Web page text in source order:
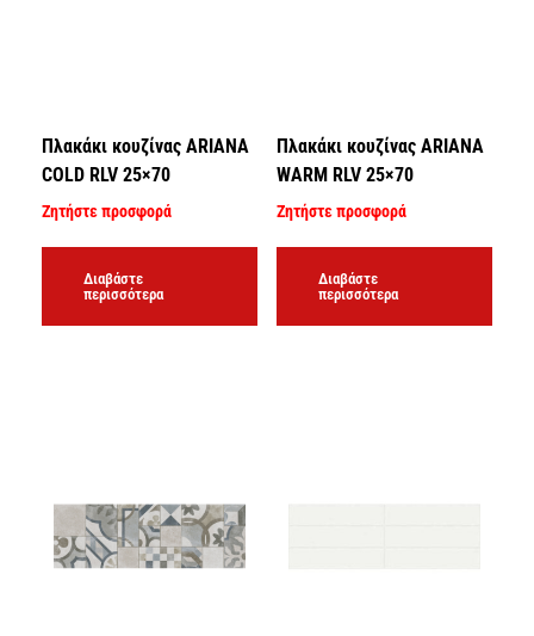
Πλακάκι κουζίνας ARIANA
COLD RLV 25×70
Ζητήστε προσφορά
Διαβάστε
περισσότερα
Πλακάκι κουζίνας ARIANA
WARM RLV 25×70
Ζητήστε προσφορά
Διαβάστε
περισσότερα